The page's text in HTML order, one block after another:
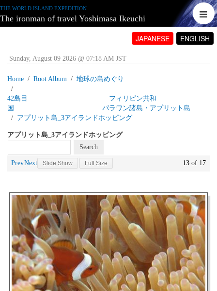
THE WORLD ISLAND EXPEDITION
The ironman of travel Yoshimasa Ikeuchi
JAPANESE ENGLISH
Sunday, August 09 2026 @ 07:18 AM JST
Home Root Album 地球の島めぐり
42島目 フィリピン共和
国 パラワン諸島・アプリット島
アプリット島_3アイランドホッピング
アプリット島_3アイランドホッピング
PrevNext Slide Show Full Size 13 of 17